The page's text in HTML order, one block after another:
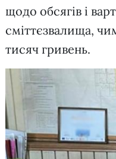
щодо обсягів і
сміттєзвалища,
тисяч гривень.